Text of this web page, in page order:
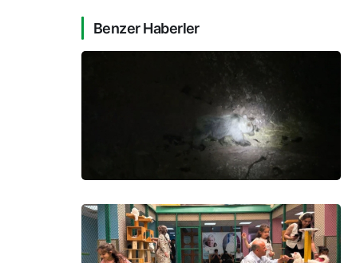
Benzer Haberler